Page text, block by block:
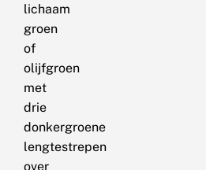
lichaam
groen
of
olijfgroen
met
drie
donkergroene
lengtestrepen
over